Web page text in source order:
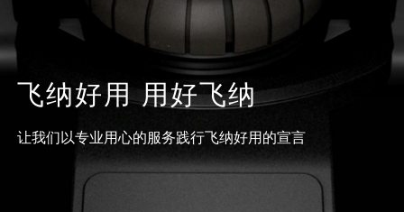
飞纳好用 用好飞纳
让我们以专业用心的服务践行飞纳好用的宣言